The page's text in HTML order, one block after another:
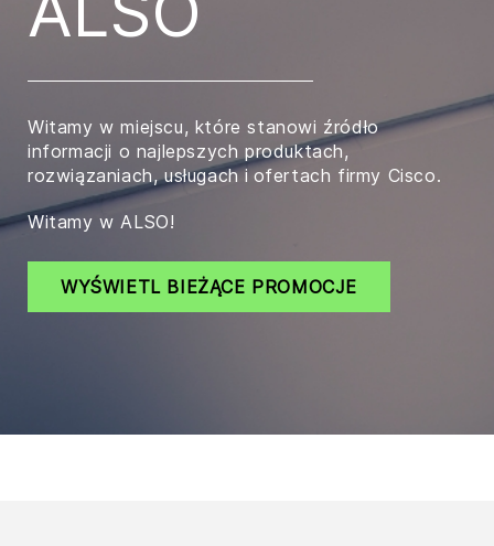
Witamy w miejscu, które stanowi źródło
informacji o najlepszych produktach,
rozwiązaniach, usługach i ofertach firmy Cisco.
Witamy w ALSO!
WYŚWIETL BIEŻĄCE PROMOCJE